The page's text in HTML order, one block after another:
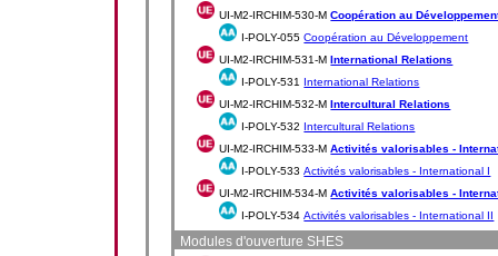
UI-M2-IRCHIM-530-MCoopération au
I-POLY-055Coopération au Développement
UI-M2-IRCHIM-531-MInternational Relations
I-POLY-531 International Relations
UI-M2-IRCHIM-532-MIntercultural Relations
I-POLY-532 Intercultural Relations
UI-M2-IRCHIM-533-MActivités valorisables -
I-POLY-533Activités valorisables - International I
UI-M2-IRCHIM-534-MActivités valorisables -
I-POLY-534Activités valorisables - International II
Modules d'ouverture SHES